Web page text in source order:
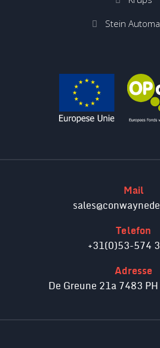
Stein
Mail
Telefon
+31(0)53-574
Adresse
De Greune 21a 7483